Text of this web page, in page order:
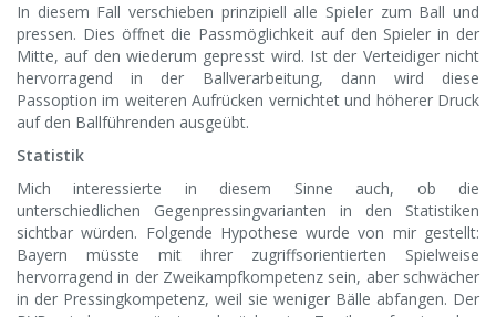
In diesem Fall verschieben prinzipiell alle Spieler zum Ball und
pressen. Dies öffnet die Passmöglichkeit auf den Spieler in der
Mitte, auf den wiederum gepresst wird. Ist der Verteidiger nicht
hervorragend in der Ballverarbeitung, dann wird diese
Passoption im weiteren Aufrücken vernichtet und höherer Druck
auf den Ballführenden ausgeübt.
Statistik
Mich interessierte in diesem Sinne auch, ob die
unterschiedlichen Gegenpressingvarianten in den Statistiken
sichtbar würden. Folgende Hypothese wurde von mir gestellt:
Bayern müsste mit ihrer zugriffsorientierten Spielweise
hervorragend in der Zweikampfkompetenz sein, aber schwächer
in der Pressingkompetenz, weil sie weniger Bälle abfangen. Der